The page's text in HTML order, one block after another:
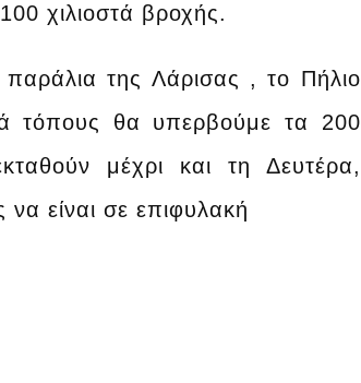
χιλιοστά βροχής.
της Λάρισας , το Πήλιο
τόπους θα υπερβούμε τα 200
μέχρι και τη Δευτέρα,
είναι σε επιφυλακή